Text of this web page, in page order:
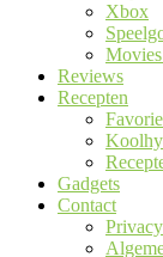
Xbox
Reviews
Recepten
Gadgets
Contact